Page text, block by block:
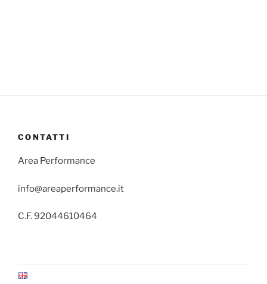
CONTATTI
Area Performance
info@areaperformance.it
C.F. 92044610464